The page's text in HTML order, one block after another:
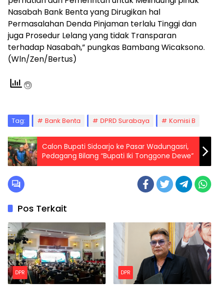
Nasabah Bank Benta yang Dirugikan hal
Permasalahan Denda Pinjaman terlalu Tinggi dan
juga Prosedur Lelang yang tidak Transparan
terhadap Nasabah,” pungkas Bambang Wicaksono.
(Wln/Zen/Bertus)
Tag: Bank Benta DPRD Surabaya Komisi B
Calon Bupati Sidoarjo ke Pasar Wadungasri,
Pedagang Bilang “Bupati Iki Tonggone Dewe”
Pos Terkait
DPR DPR